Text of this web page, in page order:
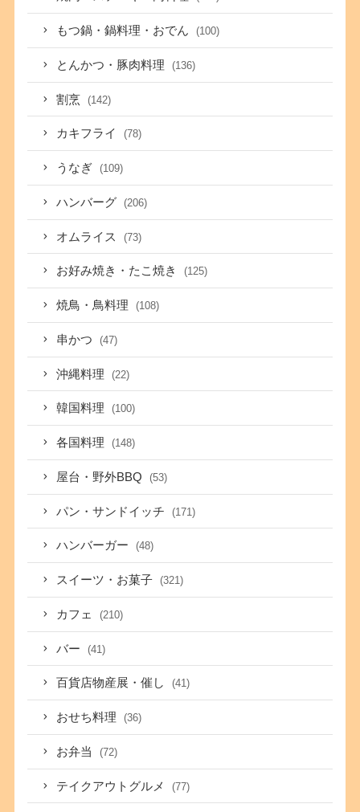
もつ鍋・鍋料理・おでん (100)
とんかつ・豚肉料理 (136)
割烹 (142)
カキフライ (78)
うなぎ (109)
ハンバーグ (206)
オムライス (73)
お好み焼き・たこ焼き (125)
焼鳥・鳥料理 (108)
串かつ (47)
沖縄料理 (22)
韓国料理 (100)
各国料理 (148)
屋台・野外BBQ (53)
パン・サンドイッチ (171)
ハンバーガー (48)
スイーツ・お菓子 (321)
カフェ (210)
バー (41)
百貨店物産展・催し (41)
おせち料理 (36)
お弁当 (72)
テイクアウトグルメ (77)